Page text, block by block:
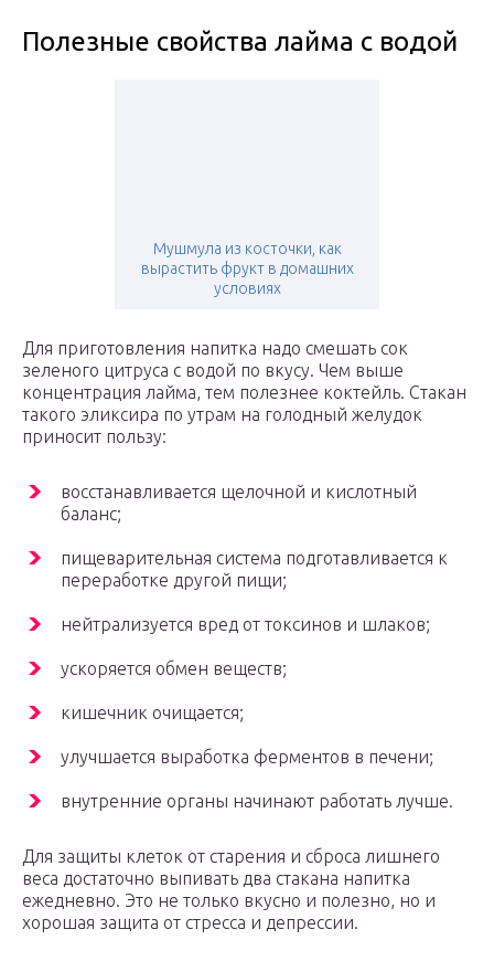
Полезные свойства лайма с водой
Мушмула из косточки, как
вырастить фрукт в домашних
условиях
Для приготовления напитка надо смешать сок
зеленого цитруса с водой по вкусу. Чем выше
концентрация лайма, тем полезнее коктейль. Стакан
такого эликсира по утрам на голодный желудок
приносит пользу:
восстанавливается щелочной и кислотный
баланс;
пищеварительная система подготавливается к
переработке другой пищи;
нейтрализуется вред от токсинов и шлаков;
ускоряется обмен веществ;
кишечник очищается;
улучшается выработка ферментов в печени;
внутренние органы начинают работать лучше.
Для защиты клеток от старения и сброса лишнего
веса достаточно выпивать два стакана напитка
ежедневно. Это не только вкусно и полезно, но и
хорошая защита от стресса и депрессии.